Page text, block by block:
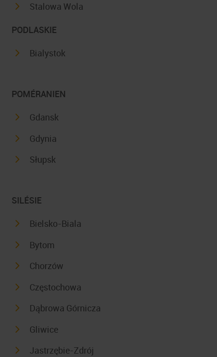
Stalowa Wola
PODLASKIE
Bialystok
POMÉRANIEN
Gdansk
Gdynia
Słupsk
SILÉSIE
Bielsko-Biala
Bytom
Chorzów
Częstochowa
Dąbrowa Górnicza
Gliwice
Jastrzębie-Zdrój